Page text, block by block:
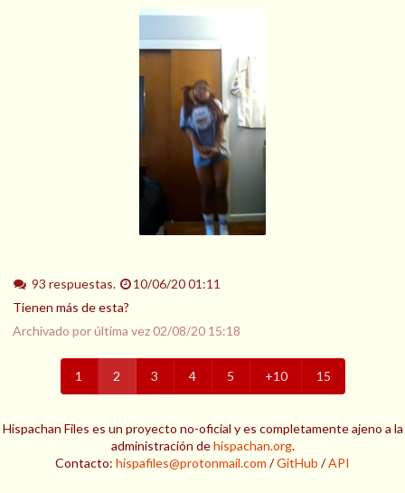
93 respuestas.
10/06/20 01:11
Tienen más de esta?
Archivado por última vez02/08/20 15:18
1 2 3 4 5 +10 15
Hispachan Files es un proyecto no-oficial y es completamente ajeno a la
administración dehispachan.org.
Contacto: hispafiles@protonmail.com /GitHub /API